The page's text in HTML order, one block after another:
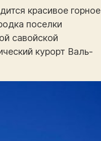
красивое горное
поселки
савойской
курорт Валь-